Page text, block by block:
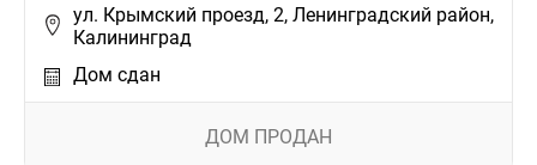
ул. Крымский проезд, 2, Ленинградский район,
Калининград
Дом сдан
ДОМ ПРОДАН